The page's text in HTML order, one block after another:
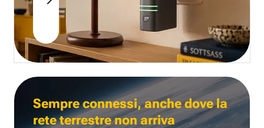
Sempre connessi, anche dove la
rete terrestre non arriva